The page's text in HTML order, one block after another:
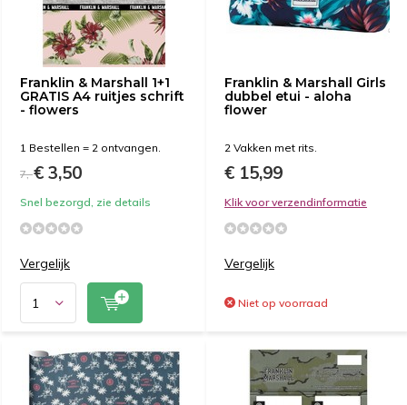
Franklin & Marshall 1+1
GRATIS A4 ruitjes schrift
- flowers
1 Bestellen = 2 ontvangen.
7,-€ 3,50
Snel bezorgd, zie details
Vergelijk
Franklin & Marshall Girls
dubbel etui - aloha
flower
2 Vakken met rits.
€ 15,99
Klik voor verzendinformatie
Vergelijk
Niet op voorraad